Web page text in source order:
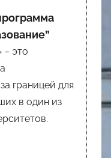
– это
границей для
в один из